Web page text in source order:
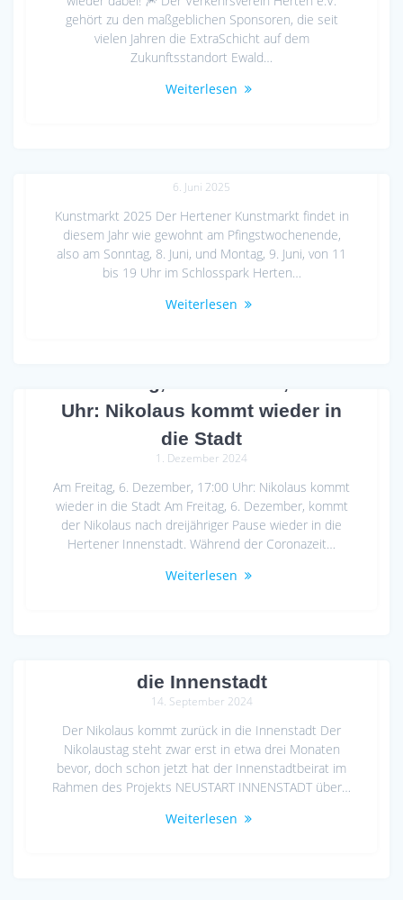
gehört zu den maßgeblichen Sponsoren, die seit
vielen Jahren die ExtraSchicht auf dem
Zukunftsstandort Ewald…
Weiterlesen
6. Juni 2025
Kunstmarkt 2025 Der Hertener Kunstmarkt findet in
diesem Jahr wie gewohnt am Pfingstwochenende,
also am Sonntag, 8. Juni, und Montag, 9. Juni, von 11
bis 19 Uhr im Schlosspark Herten…
Weiterlesen
Uhr: Nikolaus kommt wieder in
die Stadt
1. Dezember 2024
Am Freitag, 6. Dezember, 17:00 Uhr: Nikolaus kommt
wieder in die Stadt Am Freitag, 6. Dezember, kommt
der Nikolaus nach dreijähriger Pause wieder in die
Hertener Innenstadt. Während der Coronazeit…
Weiterlesen
die Innenstadt
14. September 2024
Der Nikolaus kommt zurück in die Innenstadt Der
Nikolaustag steht zwar erst in etwa drei Monaten
bevor, doch schon jetzt hat der Innenstadtbeirat im
Rahmen des Projekts NEUSTART INNENSTADT über…
Weiterlesen